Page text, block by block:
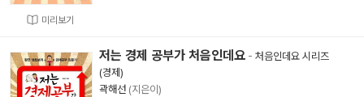
미리보기
저는 경제 공부가 처음인데요 - 처음인데요 시리즈
(경제)
곽해선 (지은이)